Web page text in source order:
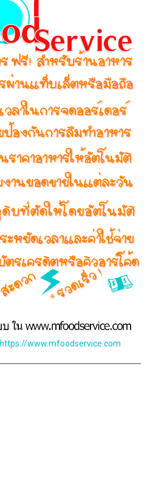
https://www.mfoodservice.com